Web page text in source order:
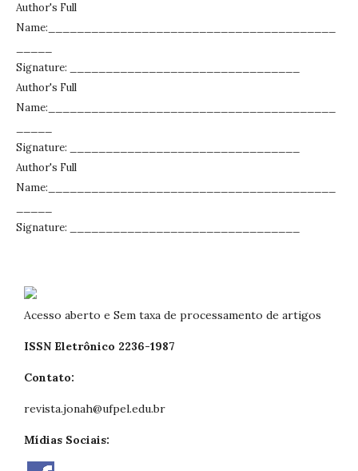
Author's Full
Name:________________________________________
Signature: ________________________________
Author's Full
Name:________________________________________
Signature: ________________________________
Author's Full
Name:________________________________________
Signature: ________________________________
Acesso aberto e Sem taxa de processamento de artigos
ISSN Eletrônico 2236-1987
Contato:
revista.jonah@ufpel.edu.br
Mídias Sociais: